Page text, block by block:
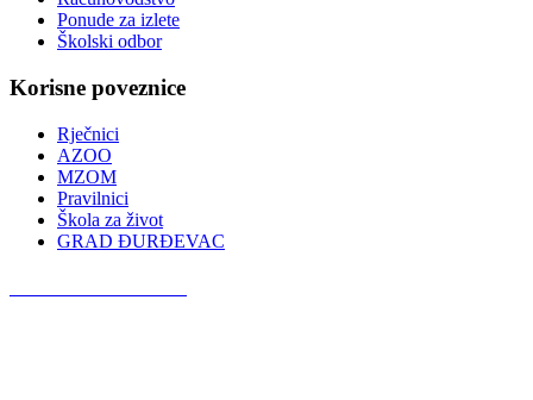
Ponude za izlete
Školski odbor
Korisne poveznice
Rječnici
AZOO
MZOM
Pravilnici
Škola za život
GRAD ĐURĐEVAC